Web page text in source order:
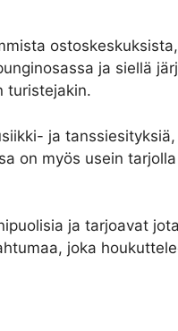
ja siellä
turistejakin.
ja
on myös usein
ja tarjoavat
joka